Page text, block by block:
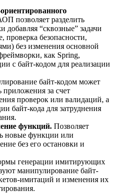
позволяет разделить
“сквозные” задачи
проверка безопасности,
без изменения основной
как Spring,
с байт-кодом для реализации
байт-кодом может
приложения за счет
проверок или валидаций, а
байт-кода для затруднения
функций. Позволяет
новые функции или
без его остановки и
генерации имитирующих
манипулирование байт-
имитаций и изменения их